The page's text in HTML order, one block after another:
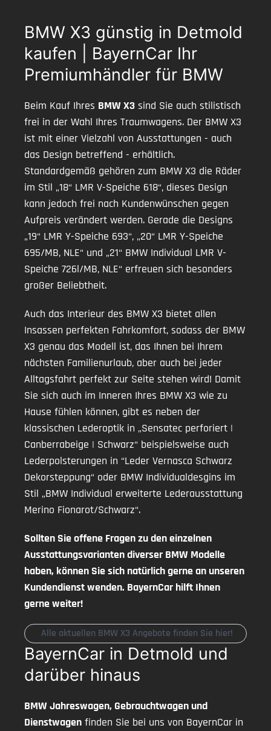
BMW X3 günstig in Detmold
kaufen | BayernCar Ihr
Premiumhändler für BMW
Beim Kauf Ihres BMW X3 sind Sie auch stilistisch
frei in der Wahl Ihres Traumwagens. Der BMW X3
ist mit einer Vielzahl von Ausstattungen - auch
das Design betreffend - erhältlich.
Standardgemäß gehören zum BMW X3 die Räder
im Stil „18“ LMR V-Speiche 618“, dieses Design
kann jedoch frei nach Kundenwünschen gegen
Aufpreis verändert werden. Gerade die Designs
„19“ LMR Y-Speiche 693“, „20“ LMR Y-Speiche
695/MB, NLE“ und „21“ BMW Individual LMR V-
Speiche 726l/MB, NLE“ erfreuen sich besonders
großer Beliebtheit.
Auch das Interieur des BMW X3 bietet allen
Insassen perfekten Fahrkomfort, sodass der BMW
X3 genau das Modell ist, das Ihnen bei Ihrem
nächsten Familienurlaub, aber auch bei jeder
Alltagsfahrt perfekt zur Seite stehen wird! Damit
Sie sich auch im Inneren Ihres BMW X3 wie zu
Hause fühlen können, gibt es neben der
klassischen Lederoptik in „Sensatec perforiert |
Canberrabeige | Schwarz“ beispielsweise auch
Lederpolsterungen in “Leder Vernasca Schwarz
Dekorsteppung“ oder BMW Individualdesgins im
Stil „BMW Individual erweiterte Lederausstattung
Merino Fionarot/Schwarz“.
Sollten Sie offene Fragen zu den einzelnen
Ausstattungsvarianten diverser BMW Modelle
haben, können Sie sich natürlich gerne an unseren
Kundendienst wenden. BayernCar hilft Ihnen
gerne weiter!
Alle aktuellen BMW X3 Angebote finden Sie hier!
BayernCar in Detmold und
darüber hinaus
BMW Jahreswagen, Gebrauchtwagen und
Dienstwagen finden Sie bei uns von BayernCar in